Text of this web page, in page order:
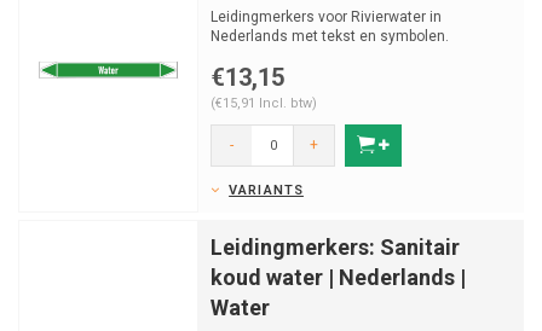
Leidingmerkers voor Rivierwater in
Nederlands met tekst en symbolen.
€13,15
(€15,91 Incl. btw)
- +
VARIANTS
Leidingmerkers: Sanitair
koud water | Nederlands |
Water